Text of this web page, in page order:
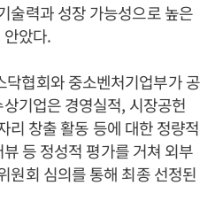
술력과 성장 가능성으로 높은
았다.
협회와 중소벤처기업부가 공
기업은 경영실적, 시장공헌
리 창출 활동 등에 대한 정량적
등 정성적 평가를 거쳐 외부
원회 심의를 통해 최종 선정된